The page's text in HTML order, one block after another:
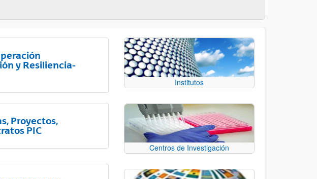
y Resiliencia-
Proyectos,
PIC
Institutos
Centros de Investigación